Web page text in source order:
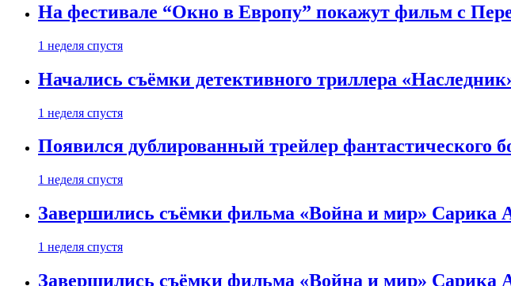
На фестивале “Окно в Европу” покажут фильм с
1 неделя спустя
Начались съёмки детективного триллера
1 неделя спустя
Появился дублированный трейлер фантастического
1 неделя спустя
Завершились съёмки фильма «Война и мир» Сарика
1 неделя спустя
Завершились съёмки фильма «Война и мир» Сарика